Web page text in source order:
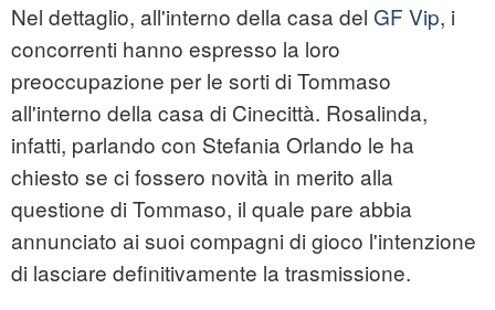
Nel dettaglio, all'interno della casa del GF Vip, i
concorrenti hanno espresso la loro
preoccupazione per le sorti di Tommaso
all'interno della casa di Cinecittà. Rosalinda,
infatti, parlando con Stefania Orlando le ha
chiesto se ci fossero novità in merito alla
questione di Tommaso, il quale pare abbia
annunciato ai suoi compagni di gioco l'intenzione
di lasciare definitivamente la trasmissione.